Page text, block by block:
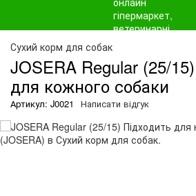
Сухий корм для собак
JOSERA Regular (25/
для кожного собаки
Артикул: J0021 Написати відгук